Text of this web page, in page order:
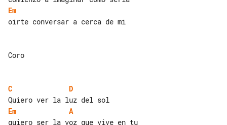
Em
oirte conversar a cerca de mi
Coro
C
D
Em
A